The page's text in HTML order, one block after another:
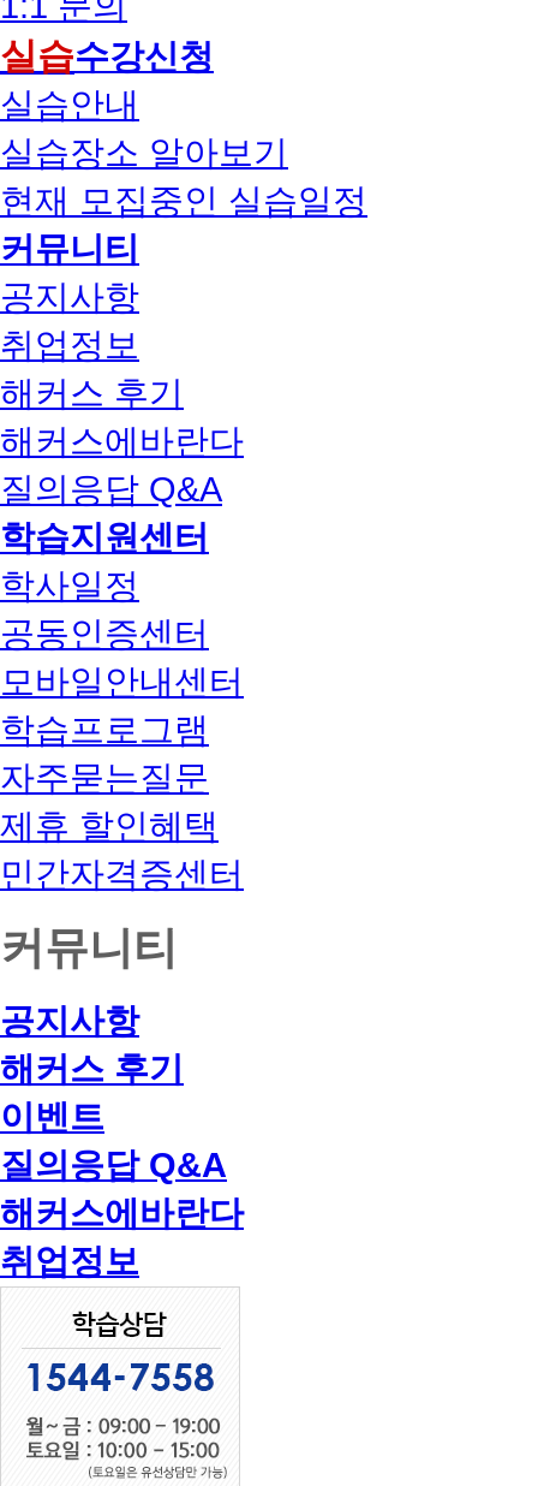
실습수강신청
실습안내
실습장소 알아보기
현재 모집중인 실습일정
커뮤니티
공지사항
취업정보
해커스 후기
해커스에바란다
질의응답 Q&A
학습지원센터
학사일정
공동인증센터
모바일안내센터
학습프로그램
자주묻는질문
제휴 할인혜택
민간자격증센터
커뮤니티
공지사항
해커스 후기
이벤트
질의응답 Q&A
해커스에바란다
취업정보